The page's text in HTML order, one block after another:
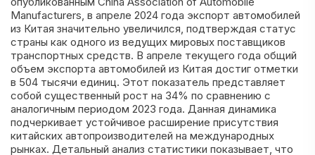
Manufacturers, в апреле 2024 года экспорт автомобилей
из Китая значительно увеличился, подтверждая статус
страны как одного из ведущих мировых поставщиков
транспортных средств. В апреле текущего года общий
объем экспорта автомобилей из Китая достиг отметки
в 504 тысячи единиц. Этот показатель представляет
собой существенный рост на 34% по сравнению с
аналогичным периодом 2023 года. Данная динамика
подчеркивает устойчивое расширение присутствия
китайских автопроизводителей на международных
рынках. Детальный анализ статистики показывает, что